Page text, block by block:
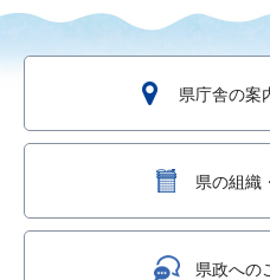
県庁舎の案
県の組織
県政への